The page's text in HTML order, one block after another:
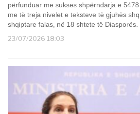
përfunduar me sukses shpërndarja e
me të treja nivelet e teksteve të gjuhës
shqiptare falas, në 18 shtete të Diasporës.
23/07/2026 18:03